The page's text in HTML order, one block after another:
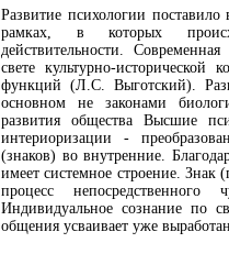
Развитие психологии
рамках, в которых
действительности.
свете культурно-
функций (Л.С. Выготский).
основном не законами
развития общества Высшие
интериоризации -
(знаков) во внутренние.
имеет системное строение. Знак
процесс непосредственного
Индивидуальное сознание по
общения усваивает уже